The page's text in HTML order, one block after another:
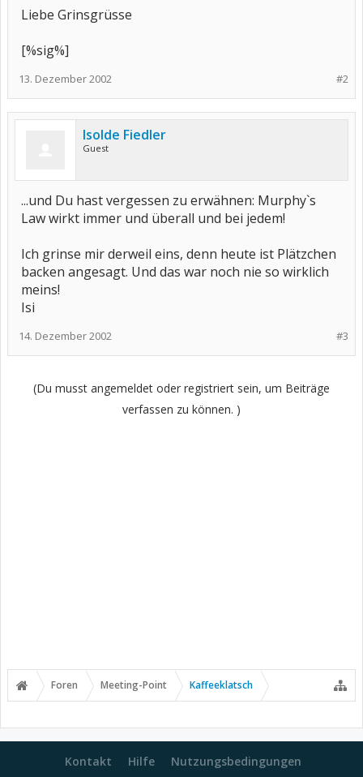
Liebe Grinsgrüsse
[%sig%]
#2
13. Dezember 2002
Isolde Fiedler
Guest
...und Du hast vergessen zu erwähnen: Murphy`s
Law wirkt immer und überall und bei jedem!
Ich grinse mir derweil eins, denn heute ist Plätzchen
backen angesagt. Und das war noch nie so wirklich
meins!
Isi
#3
14. Dezember 2002
(Du musst angemeldet oder registriert sein, um Beiträge
verfassen zu können. )
Foren Meeting-Point Kaffeeklatsch
Kontakt Hilfe Nutzungsbedingungen